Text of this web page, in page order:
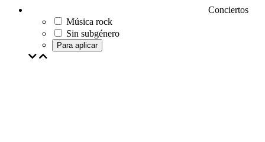
Conciertos
Música rock
Sin subgénero
Para aplicar